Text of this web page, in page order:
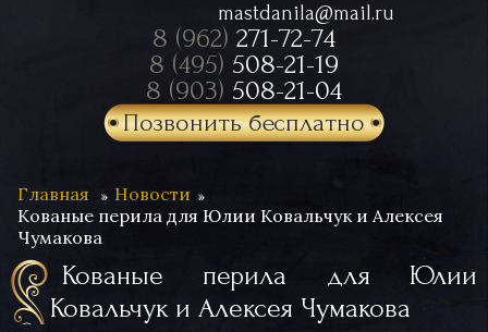
mastdanila@mail.ru
8 (962) 271-72-74
8 (495) 508-21-19
8 (903) 508-21-04
Позвонить бесплатно
Главная
Новости
Кованые перила для Юлии Ковальчук и Алексея
Чумакова
Кованые перила для Юлии
Ковальчук и Алексея Чумакова